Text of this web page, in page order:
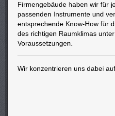
Firmengebäude haben wir für
passenden Instrumente und
entsprechende Know-How für
des richtigen Raumklimas
Voraussetzungen.
Wir konzentrieren uns dabei